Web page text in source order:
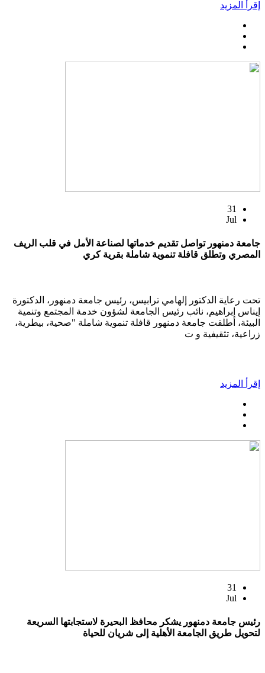
إقرأ المزيد
31
Jul
جامعة دمنهور تواصل تقديم خدماتها لصناعة الأمل في قلب الريف
المصري وتطلق قافلة تنموية شاملة بقرية كري
تحت رعاية الدكتور إلهامي ترابيس، رئيس جامعة دمنهور، الدكتورة
إيناس إبراهيم، نائب رئيس الجامعة لشؤون خدمة المجتمع وتنمية
البيئة، أطلقت جامعة دمنهور قافلة تنموية شاملة "صحية، بيطرية،
زراعية، تثقيفية و ت
إقرأ المزيد
31
Jul
رئيس جامعة دمنهور يشكر محافظ البحيرة لاستجابتها السريعة
لتحويل طريق الجامعة الأهلية إلى شريان للحياة